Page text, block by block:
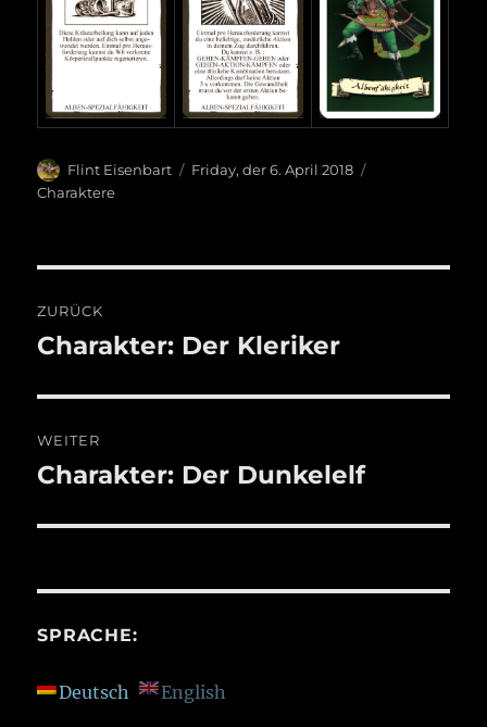
Autor
Flint Eisenbart
Veröffentlicht
Friday, der 6. April 2018
Charaktere
ZURÜCK
Vorheriger
Charakter: Der Kleriker
WEITER
Nächster
Charakter: Der Dunkelelf
SPRACHE:
Deutsch English